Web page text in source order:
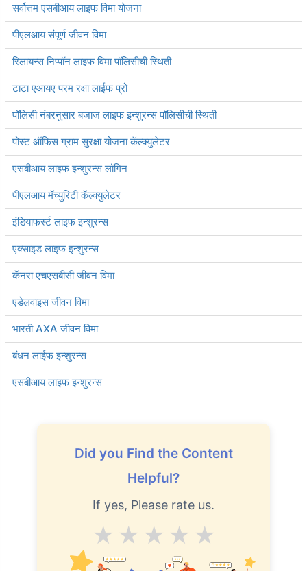
सर्वोत्तम एसबीआय लाइफ विमा योजना
पीएलआय संपूर्ण जीवन विमा
रिलायन्स निप्पॉन लाइफ विमा पॉलिसीची स्थिती
टाटा एआयए परम रक्षा लाईफ प्रो
पॉलिसी नंबरनुसार बजाज लाइफ इन्शुरन्स पॉलिसीची स्थिती
पोस्ट ऑफिस ग्राम सुरक्षा योजना कॅल्क्युलेटर
एसबीआय लाइफ इन्शुरन्स लॉगिन
पीएलआय मॅच्युरिटी कॅल्क्युलेटर
इंडियाफर्स्ट लाइफ इन्शुरन्स
एक्साइड लाइफ इन्शुरन्स
कॅनरा एचएसबीसी जीवन विमा
एडेलवाइस जीवन विमा
भारती AXA जीवन विमा
बंधन लाईफ इन्शुरन्स
एसबीआय लाइफ इन्शुरन्स
Did you Find the Content
Helpful?
If yes, Please rate us.
Excellent
V.Good
Good
Average